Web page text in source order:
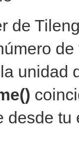
de
unidad
desde